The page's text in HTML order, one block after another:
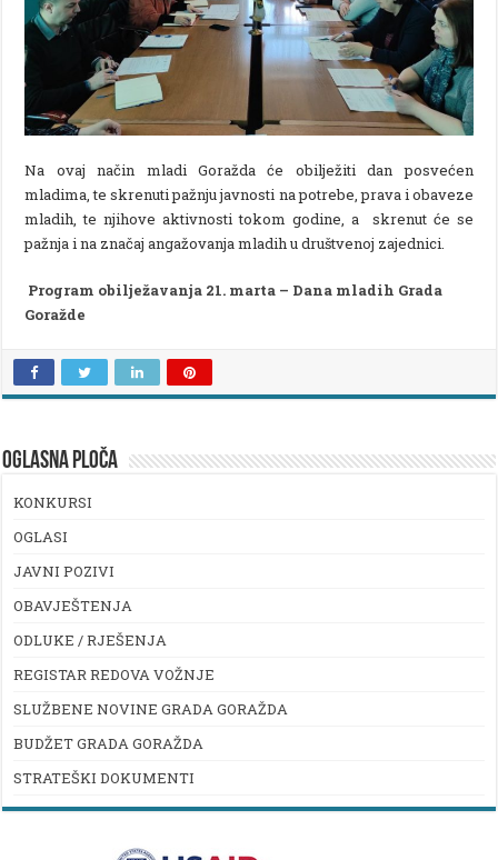
Na ovaj način mladi Goražda će obilježiti dan posvećen
mladima, te skrenuti pažnju javnosti na potrebe, prava i obaveze
mladih, te njihove aktivnosti tokom godine, a skrenut će se
pažnja i na značaj angažovanja mladih u društvenoj zajednici.
Program obilježavanja 21. marta – Dana mladih Grada
Goražde
OGLASNA PLOČA
KONKURSI
OGLASI
JAVNI POZIVI
OBAVJEŠTENJA
ODLUKE / RJEŠENJA
REGISTAR REDOVA VOŽNJE
SLUŽBENE NOVINE GRADA GORAŽDA
BUDŽET GRADA GORAŽDA
STRATEŠKI DOKUMENTI